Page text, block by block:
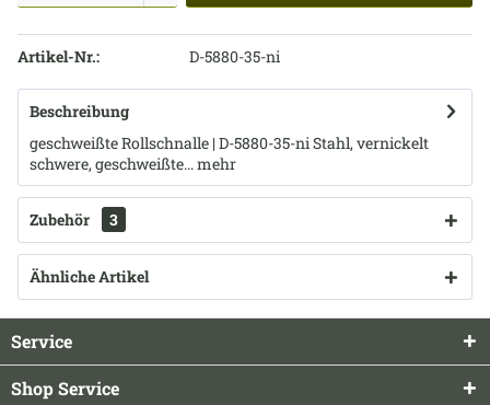
Artikel-Nr.: D-5880-35-ni
Beschreibung
geschweißte Rollschnalle | D-5880-35-ni Stahl, vernickelt
schwere, geschweißte...mehr
Zubehör 3
Ähnliche Artikel
Service
Shop Service